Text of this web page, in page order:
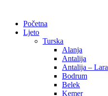
Početna
Ljeto
Turska
Alanja
Antalija
Antalija – Lara
Bodrum
Belek
Kemer